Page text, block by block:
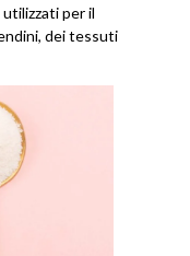
per il
dei tessuti